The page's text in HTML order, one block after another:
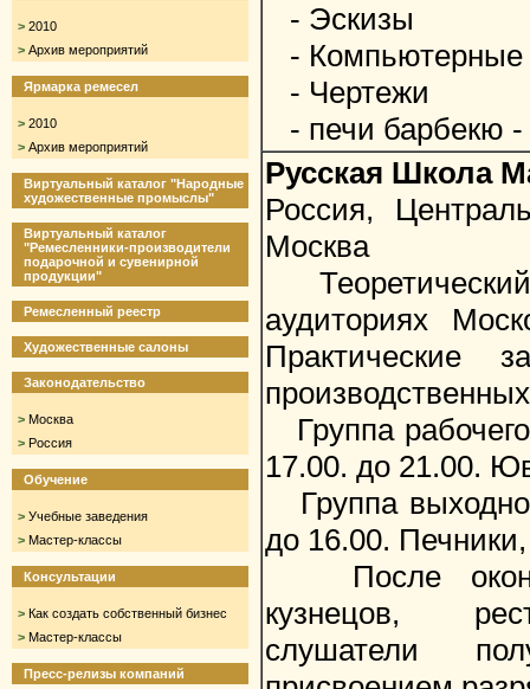
> 2010
> Архив мероприятий
Ярмарка ремесел
> 2010
> Архив мероприятий
Виртуальный каталог "Народные
художественные промыслы"
Виртуальный каталог
"Ремесленники-производители
подарочной и сувенирной
продукции"
Ремесленный реестр
Художественные салоны
Законодательство
> Москва
> Россия
Обучение
> Учебные заведения
> Мастер-классы
Консультации
> Как создать собственный бизнес
> Мастер-классы
Пресс-релизы компаний
- Эскизы
- Компьютерные
- Чертежи
- печи барбекю -
Русская Школа
Россия,
Москва
аудиториях
Практические
Группа
17.00. до 21.00.
Группа
до 16.00.
После
кузнецов,
слушатели